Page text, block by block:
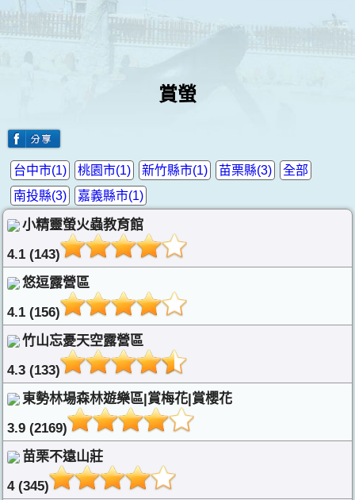
賞螢
全部
台中市(1) 桃園市(1) 新竹縣市(1)
苗栗縣(3)
南投縣(3)
嘉義縣市(1)
小精靈螢火蟲教育館
4.1 (143)
悠逗露營區
4.1 (156)
竹山忘憂天空露營區
4.3 (133)
東勢林場森林遊樂區|賞梅花|賞櫻花
3.9 (2169)
苗栗不遠山莊
4 (345)